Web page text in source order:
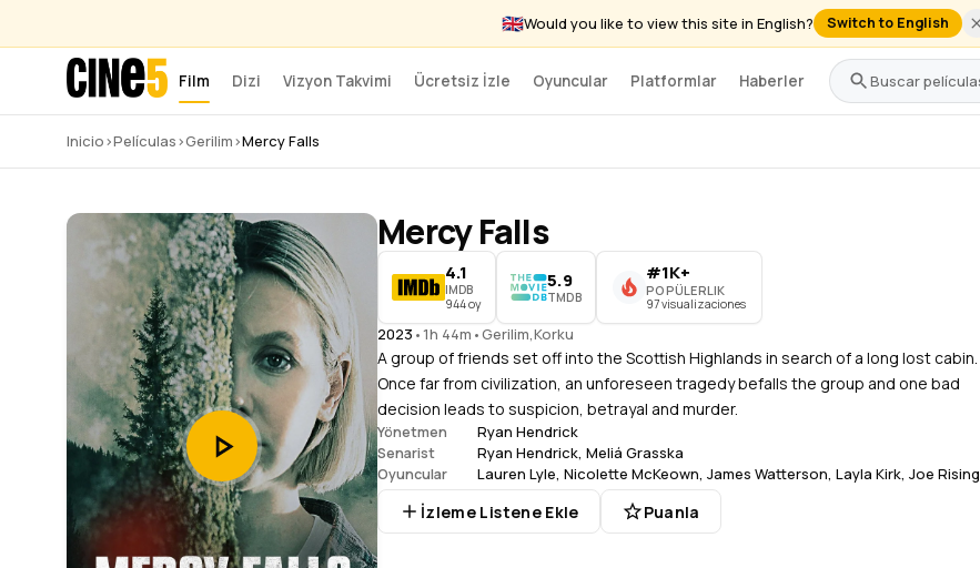
🇬🇧Would you like to view this site in English? Switch to English
Film Dizi Vizyon Takvimi Ücretsiz İzle Oyuncular Platformlar Haberler
Inicio›Películas›Gerilim›Mercy Falls
Mercy Falls
4.1
IMDB
944 oy
5.9
TMDB
#1K+
POPÜLERLIK
97 visualizaciones
2023 •1h 44m •Gerilim,Korku
A group of friends set off into the Scottish Highlands in search of a long lost cabin.
Once far from civilization, an unforeseen tragedy befalls the group and one bad
decision leads to suspicion, betrayal and murder.
Yönetmen Ryan Hendrick
Senarist Ryan Hendrick, Meliá Grasska
Oyuncular Lauren Lyle, Nicolette McKeown, James Watterson, Layla Kirk, Joe Rising
İzleme Listene Ekle Puanla